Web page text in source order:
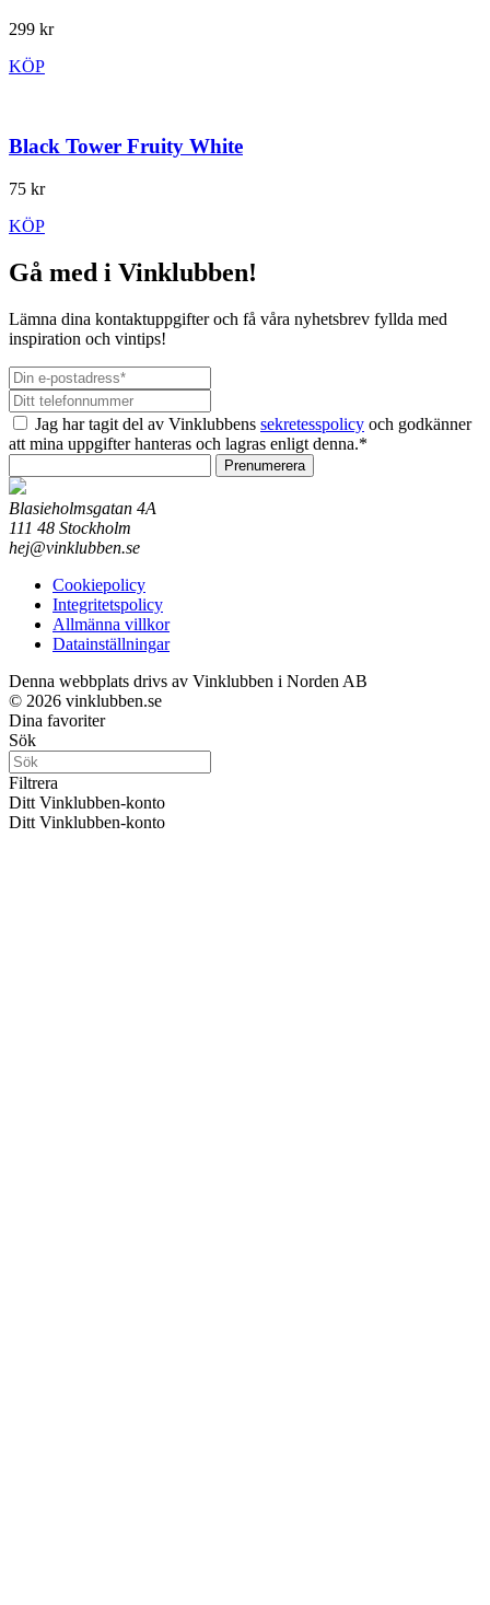
299 kr
KÖP
Black Tower Fruity White
75 kr
KÖP
Gå med i Vinklubben!
Lämna dina kontaktuppgifter och få våra nyhetsbrev fyllda med
inspiration och vintips!
Jag har tagit del av Vinklubbens sekretesspolicy och godkänner
att mina uppgifter hanteras och lagras enligt denna.*
Prenumerera
Blasieholmsgatan 4A
111 48 Stockholm
hej@vinklubben.se
Cookiepolicy
Integritetspolicy
Allmänna villkor
Datainställningar
Denna webbplats drivs av Vinklubben i Norden AB
© 2026 vinklubben.se
Dina favoriter
Sök
Filtrera
Ditt Vinklubben-konto
Ditt Vinklubben-konto